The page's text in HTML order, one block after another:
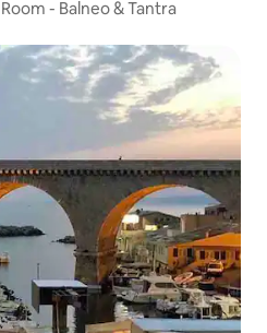
- Balneo & Tantra